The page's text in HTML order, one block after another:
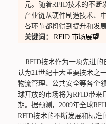
元。随着RFID技术的不断
产业链从硬件制造技术、
各环节都将得到提升和发
关键词：
RFID 市场展望
RFID技术作为一项先进的
认为21世纪十大重要技术之
物流管理、公共安全等各个
球开放的市场将为RFID带来
期。据预测，2009年全球
RFID技术的不断发展和标准